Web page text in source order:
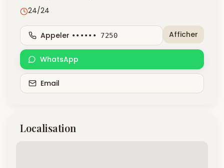
24/24
Appeler •••••• 7250 Afficher
WhatsApp
Email
Localisation